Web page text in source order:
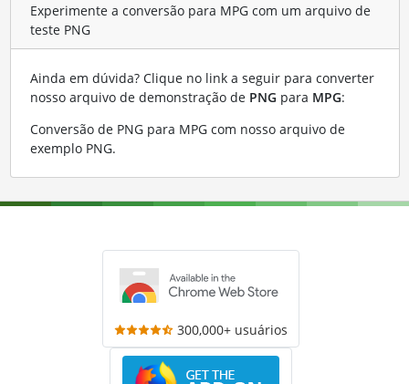
Experimente a conversão para MPG com um arquivo de
teste PNG
Ainda em dúvida? Clique no link a seguir para converter
nosso arquivo de demonstração de PNG para MPG:
Conversão de PNG para MPG com nosso arquivo de
exemplo PNG.
300,000+ usuários